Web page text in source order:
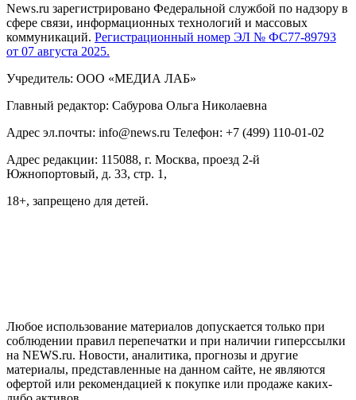
News.ru зарегистрировано Федеральной службой по надзору в
сфере связи, информационных технологий и массовых
коммуникаций. Регистрационный номер ЭЛ № ФС77-89793
от 07 августа 2025.
Учредитель: ООО «МЕДИА ЛАБ»
Главный редактор: Сабурова Ольга Николаевна
Адрес эл.почты: info@news.ru Телефон: +7 (499) 110-01-02
Адрес редакции: 115088, г. Москва, проезд 2-й
Южнопортовый, д. 33, стр. 1,
18+, запрещено для детей.
Любое использование материалов допускается только при
соблюдении правил перепечатки и при наличии гиперссылки
на NEWS.ru. Новости, аналитика, прогнозы и другие
материалы, представленные на данном сайте, не являются
офертой или рекомендацией к покупке или продаже каких-